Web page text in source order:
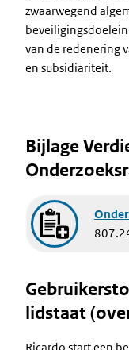
zwaarwegend
van de redenering
en subsidiariteit.
Bijlage
Document
lidstaat